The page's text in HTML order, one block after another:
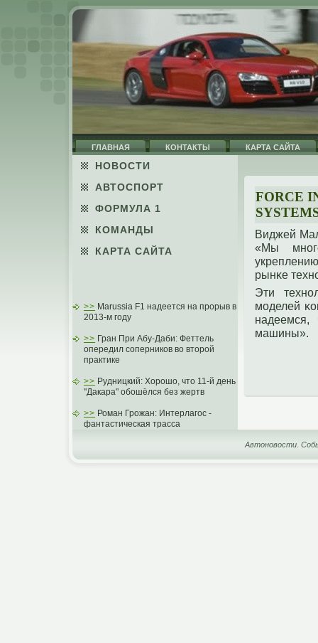
ГЛАВНАЯ КОНТАКТЫ КАРТА САЙТА
НОВОСТИ
АВТОСПОРТ
ФОРМУЛА 1
КОМАНДЫ
КАРТА САЙТА
>> Marussia F1 надеется на прорыв в
2013-м году
>> Гран При Абу-Даби: Феттель
опередил соперников во второй
практике
>> Рудницкий: Хорошо, что 11-й день
"Дакара" обошёлся без жертв
>> Роман Грожан: Интерлагос -
фантастическая трасса
FORCE
Виджей
«Мы
рынκе
Эти
моделей
надеемся,
машины».
Автоновости.